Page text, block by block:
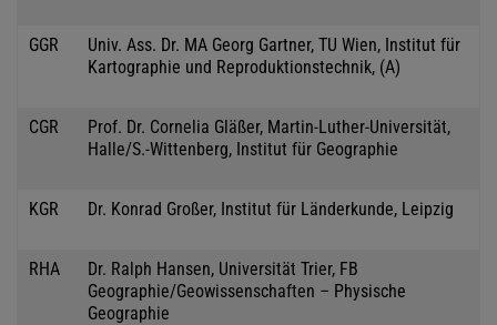
GGR
Univ. Ass. Dr. MA Georg Gartner, TU Wien, Institut für
Kartographie und Reproduktionstechnik, (A)
CGR
Prof. Dr. Cornelia Gläßer, Martin-Luther-Universität,
Halle/S.-Wittenberg, Institut für Geographie
KGR Dr. Konrad Großer, Institut für Länderkunde, Leipzig
RHA
Dr. Ralph Hansen, Universität Trier, FB
Geographie/Geowissenschaften – Physische
Geographie